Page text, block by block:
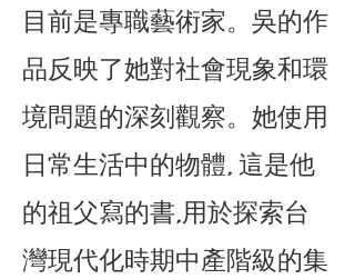
目前是專職藝術家。吳的作
品反映了她對社會現象和環
境問題的深刻觀察。她使用
日常生活中的物體, 這是他
的祖父寫的書,用於探索台
灣現代化時期中產階級的集